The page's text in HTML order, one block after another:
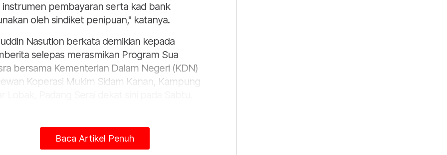
instrumen pembayaran serta kad bank
oleh sindiket penipuan," katanya.
Nasution berkata demikian kepada
selepas merasmikan Program Sua
bersama Kementerian Dalam Negeri (KDN)
Koperasi Mukim Sidam Kanan, Kampung
terdapat peningkatan kes penipuan dalam
dan pihaknya akan memperluas hebahan
Baca Artikel Penuh